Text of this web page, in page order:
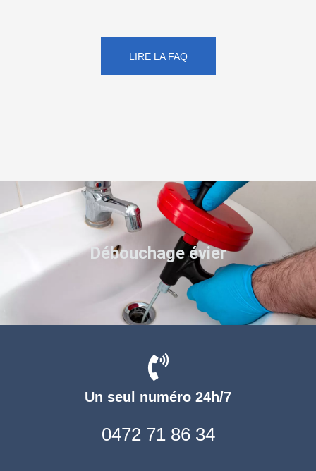
LIRE LA FAQ
Un seul numéro 24h/7
0472 71 86 34
Débouchage évier